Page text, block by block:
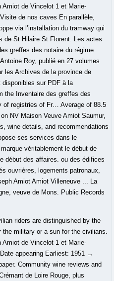
Amiot de Vincelot 1 et Marie-
de nos caves En parallèle,
via l’installation du tramway qui
de St Hilaire St Florent. Les actes
greffes des notaire du régime
Roy, publié en 27 volumes
les Archives de la province de
disponibles sur PDF à la
the Inventaire des greffes des
of registries of Fr… Average of 88.5
NV Maison Veuve Amiot Saumur,
wine details, and recommendations
ses services dans le
véritablement le début de
début des affaires. ou des édifices
ouvrières, logements patronaux,
Amiot Amiot Villeneuve ... La
veuve de Mons. Public Records
riders are distinguished by the
the military or a sun for the civilians.
Amiot de Vincelot 1 et Marie-
appearing Earliest: 1951 →
Community wine reviews and
de Loire Rouge, plus